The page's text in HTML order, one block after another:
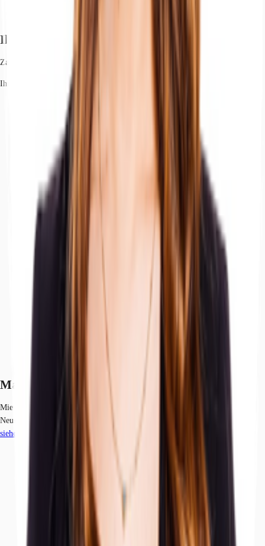
Ihr Kontakt
Zainab Bo-Hamdan
Ihr Kontakt
Marktinformationen
Mietmarkt
Neustadt, Hamburg
siehe